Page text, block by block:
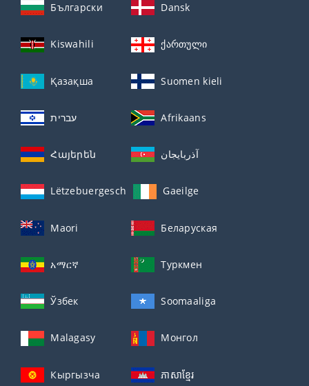
Български Dansk
Kiswahili ქართული
Қазақша Suomen kieli
עברית Afrikaans
Հայերեն آذربايجان
Lëtzebuergesch Gaeilge
Maori Беларуская
አማርኛ Туркмен
Ўзбек Soomaaliga
Malagasy Монгол
Кыргызча ភាសាខ្មែរ